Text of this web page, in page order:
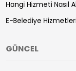
Hangi Hizmeti Nasıl
E-Belediye Hizmetleri
GÜNCEL